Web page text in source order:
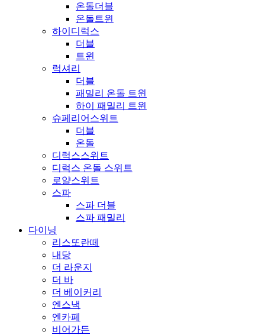
온돌더블
온돌트윈
하이디럭스
더블
트윈
럭셔리
더블
패밀리 온돌 트윈
하이 패밀리 트윈
슈페리어스위트
더블
온돌
디럭스스위트
디럭스 온돌 스위트
로얄스위트
스파
스파 더블
스파 패밀리
다이닝
리스또란떼
내당
더 라운지
더 바
더 베이커리
엔스낵
엔카페
비어가든